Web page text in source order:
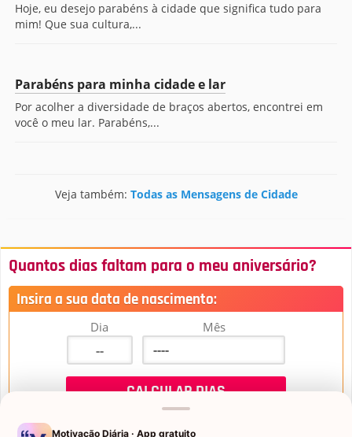
Hoje, eu desejo parabéns à cidade que significa tudo para
mim! Que sua cultura,...
Parabéns para minha cidade e lar
Por acolher a diversidade de braços abertos, encontrei em
você o meu lar. Parabéns,...
Veja também: Todas as Mensagens de Cidade
Quantos dias faltam para o meu aniversário?
Insira a sua data de nascimento:
Dia Mês
Motivação Diária · App gratuito